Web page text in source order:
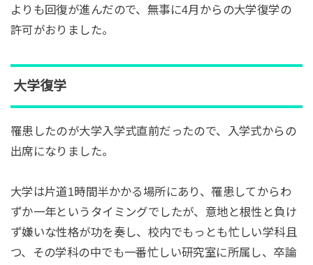
よりも回復が進んだので、無事に4月からの大学復学の
許可がおりました。
大学復学
罹患したのが大学入学式直前だったので、入学式からの
出席になりました。
大学は片道1時間半かかる場所にあり、罹患してからわ
ずか一年というタイミングでしたが、意地と根性と負け
ず嫌いな性格が功を奏し、校内でもっとも忙しい学科且
つ、その学科の中でも一番忙しい研究室に所属し、卒論